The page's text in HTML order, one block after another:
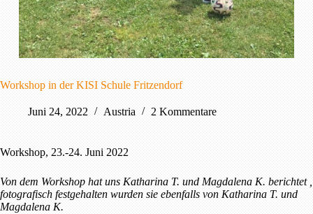
Workshop in der KISI Schule Fritzendorf
Juni 24, 2022 Austria 2 Kommentare
Workshop, 23.-24. Juni 2022
Von dem Workshop hat uns Katharina T. und Magdalena K. berichtet ,
fotografisch festgehalten wurden sie ebenfalls vonKatharina T. und
Magdalena K.